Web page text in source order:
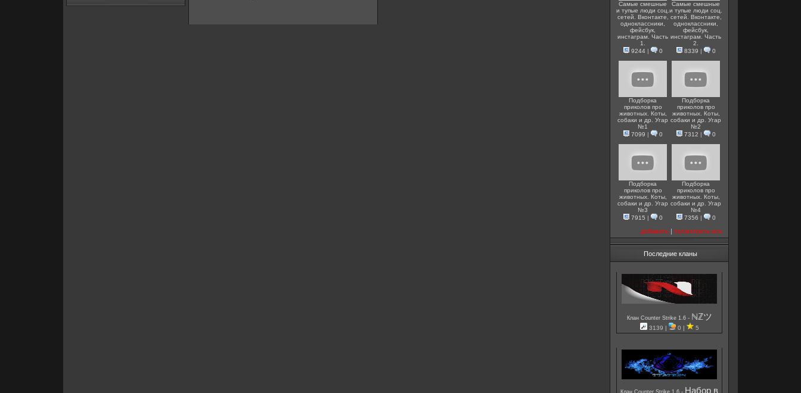
Самые смешные
и тупые люди соц.
сетей. Вконтакте,
одноклассники,
фейсбук,
инстаграм. Часть
1.
9244| 0
Самые смешные
и тупые люди соц.
сетей. Вконтакте,
одноклассники,
фейсбук,
инстаграм. Часть
2.
8339 | 0
Подборка
приколов про
животных. Коты,
собаки и др. Угар
№1
7099 | 0
Подборка
приколов про
животных. Коты,
собаки и др. Угар
№2
7312 | 0
Подборка
приколов про
животных. Коты,
собаки и др. Угар
№3
7915 | 0
Подборка
приколов про
животных. Коты,
собаки и др. Угар
№4
7356 | 0
добавить | посмотреть все
Последние кланы
Клан Counter Strike 1.6 - ℕℤツ
3139 | 0 | 5
Клан Counter Strike 1.6 - Набор в